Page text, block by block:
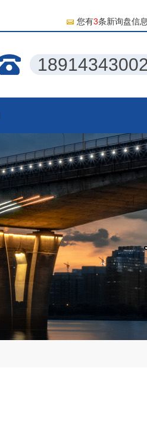
您有3条新询盘信